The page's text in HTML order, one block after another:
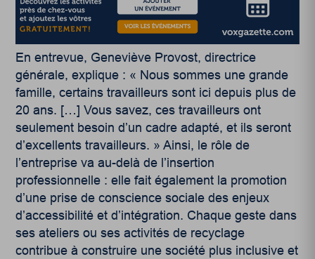
En entrevue, Geneviève Provost, directrice
générale, explique : « Nous sommes une grande
famille, certains travailleurs sont ici depuis plus de
20 ans. […] Vous savez, ces travailleurs ont
seulement besoin d’un cadre adapté, et ils seront
d’excellents travailleurs. »Ainsi, le rôle de
l’entreprise va au-delà de l’insertion
professionnelle : elle fait également la promotion
d’une prise de conscience sociale des enjeux
d’accessibilité et d’intégration. Chaque geste dans
ses ateliers ou ses activités de recyclage
contribue à construire une société plus inclusive et